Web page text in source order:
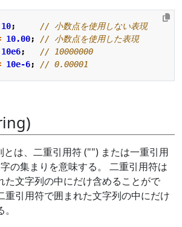
10;
10.00;
10e6;
10e-6;
とは、二重引用符 ("") または一重引用
字の集まりを意味する。 二重引用符は
た文字列の中にだけ含めることがで
重引用符で囲まれた文字列の中にだけ